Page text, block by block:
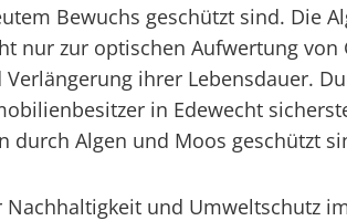
Bewuchs geschützt sind. Die
nur zur optischen Aufwertung
ihrer Lebensdauer.
in Edewecht
durch Algen und Moos geschützt
Nachhaltigkeit und Umweltschutz